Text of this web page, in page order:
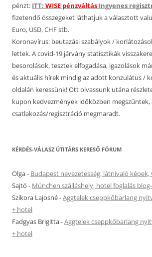
pénzt: ITT: WISE pénzváltás Ingyenes
fizetendő összegeket láthatjuk a választott
Euro, USD, CHF stb.
Koronavírus: beutazási szabályok /
lettek. A covid-19 járvány statisztikák
besorolások, tesztek elfogadása, igazolások
és aktuális hírek mindig az adott konzulátus /
oldalán keressünk! Ott olvassunk utána
kupon kedvezmények időközben megszűntek,
csatlakozás/regisztráció megmaradt.
KÉRDÉS-VÁLASZ ÚTITÁRS KERESŐ FÓRUM
Olga- Budapest nevezetesség, látnivaló
Sajtó - München szálláshely, hotel foglalás
Szikora Lajosné-Aggtelek cseppkőbarlang
+ hotel
Fadgyas Brigitta-Aggtelek cseppkőbarlang
+ hotel